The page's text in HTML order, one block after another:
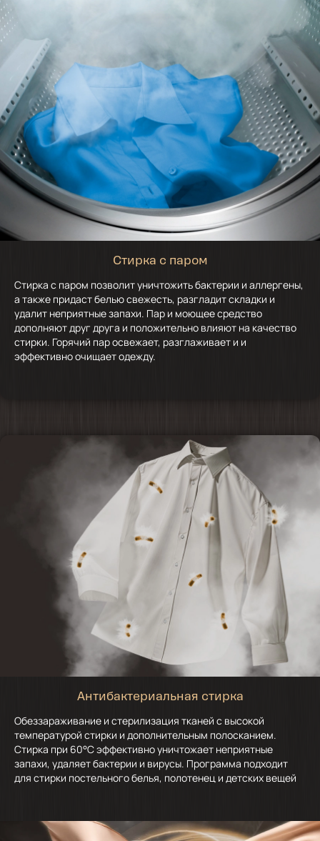
Стирка с паром
Стирка с паром позволит уничтожить бактерии и аллергены,
а также придаст белью свежесть, разгладит складки и
удалит неприятные запахи. Пар и моющее средство
дополняют друг друга и положительно влияют на качество
стирки. Горячий пар освежает, разглаживает и и
эффективно очищает одежду.
Антибактериальная стирка
Обеззараживание и стерилизация тканей с высокой
температурой стирки и дополнительным полосканием.
Стирка при 60°C эффективно уничтожает неприятные
запахи, удаляет бактерии и вирусы. Программа подходит
для стирки постельного белья, полотенец и детских вещей